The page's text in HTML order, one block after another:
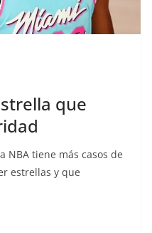
que
NBA tiene más casos de
estrellas y que